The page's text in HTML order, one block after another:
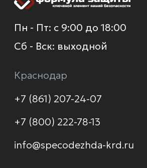
© 2026 Формула защиты
Новинки